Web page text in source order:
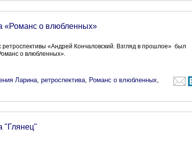
«Романс о влюбленных»
ретроспективы «Андрей Кончаловский. Взгляд в прошлое» был
о влюбленных».
Ларина, ретроспектива, Романс о влюбленных,
"Глянец"